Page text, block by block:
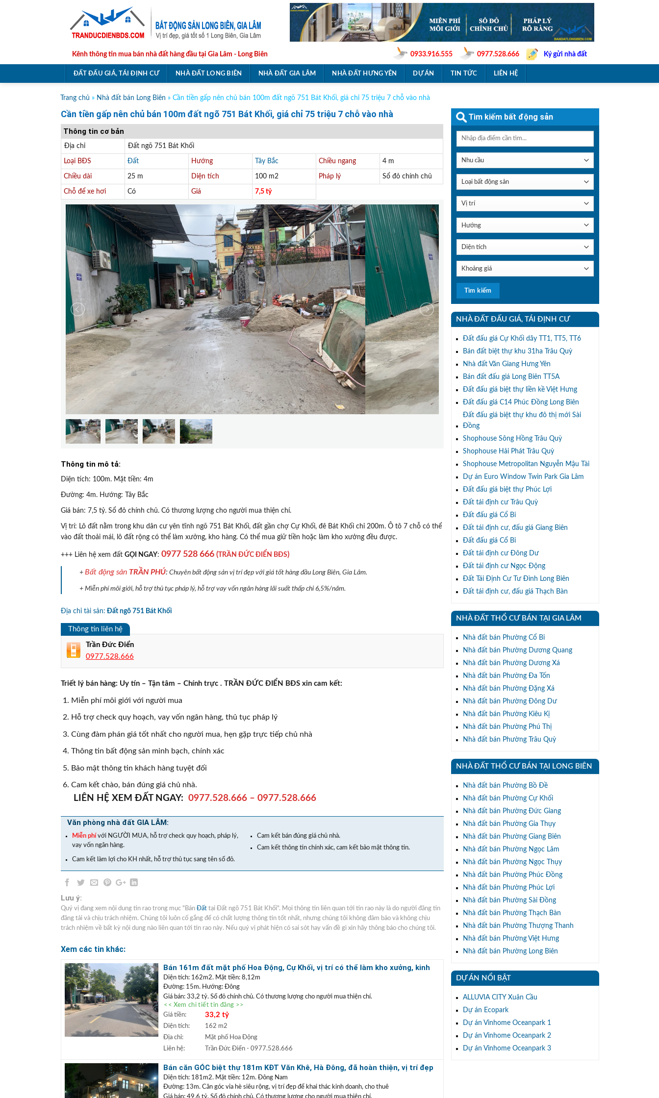
Kênh thông tin mua bán nhà đất hàng đầu tại Gia Lâm - Long Biên 0933.916.555 0977.528.666 Ký gửi nhà đất
ĐẤT ĐẤU GIÁ, TÁI ĐỊNH CƯ NHÀ ĐẤT LONG BIÊN NHÀ ĐẤT GIA LÂM NHÀ ĐẤT HƯNG YÊN DỰ ÁN TIN TỨC LIÊN HỆ
Trang chủ » Nhà đất bán Long Biên » Cần tiền gấp nên chủ bán 100m đất ngõ 751 Bát Khối, giá chỉ 75 triệu 7 chỗ vào nhà
Cần tiền gấp nên chủ bán 100m đất ngõ 751 Bát Khối, giá chỉ 75 triệu 7 chỗ vào nhà
Thông tin cơ bản
Địa chỉ Đất ngõ 751 Bát Khối
Loại BĐS Đất Hướng Tây Bắc Chiều ngang 4 m
Chiều dài 25 m Diện tích 100 m2 Pháp lý Sổ đỏ chính chủ
Chỗ để xe hơi Có Giá 7,5 tỷ
Thông tin mô tả:
Diện tích: 100m. Mặt tiền: 4m
Đường: 4m. Hướng: Tây Bắc
Giá bán: 7,5 tỷ. Sổ đỏ chính chủ. Có thương lượng cho người mua thiện chí.
Vị trí: Lô đất nằm trong khu dân cư yên tĩnh ngõ 751 Bát Khối, đất gần chợ Cự Khối, đê Bát Khối chỉ 200m. Ô tô 7 chỗ có thể
vào đất thoải mái, lô đất rộng có thể làm xưởng, kho hàng. Có thể mua giữ tiền hoặc làm kho xưởng đều được.
+++ Liên hệ xem đất GỌI NGAY: 0977 528 666 (TRẦN ĐỨC ĐIỂN BĐS)
+ Bất động sản TRẦN PHÚ: Chuyên bất động sản vị trí đẹp với giá tốt hàng đầu Long Biên, Gia Lâm.
+ Miễn phí môi giới, hỗ trợ thủ tục pháp lý, hỗ trợ vay vốn ngân hàng lãi suất thấp chỉ 6,5%/năm.
Địa chỉ tài sản: Đất ngõ 751 Bát Khối
Thông tin liên hệ
Trần Đức Điển
0977.528.666
Triết lý bán hàng: Uy tín – Tận tâm – Chính trực . TRẦN ĐỨC ĐIỂN BĐS xin cam kết:
Miễn phí môi giới với người mua
Hỗ trợ check quy hoạch, vay vốn ngân hàng, thủ tục pháp lý
Cùng đàm phán giá tốt nhất cho người mua, hẹn gặp trực tiếp chủ nhà
Thông tin bất động sản minh bạch, chính xác
Bảo mật thông tin khách hàng tuyệt đối
Cam kết chào, bán đúng giá chủ nhà.
LIÊN HỆ XEM ĐẤT NGAY: 0977.528.666– 0977.528.666
Văn phòng nhà đất GIA LÂM:
Miễn phí với NGƯỜI MUA, hỗ trợ check quy hoạch, pháp lý,
vay vốn ngân hàng.
Cam kết bán đúng giá chủ nhà.
Cam kết thông tin chính xác, cam kết bảo mật thông tin.
Cam kết làm lợi cho KH nhất, hỗ trợ thủ tục sang tên sổ đỏ.
Lưu ý:
Quý vị đang xem nội dung tin rao trong mục "Bán Đất tại Đất ngõ 751 Bát Khối". Mọi thông tin liên quan tới tin rao này là do người đăng tin
đăng tải và chịu trách nhiệm. Chúng tôi luôn cố gắng để có chất lượng thông tin tốt nhất, nhưng chúng tôi không đảm bảo và không chịu
trách nhiệm về bất kỳ nội dung nào liên quan tới tin rao này. Nếu quý vị phát hiện có sai sót hay vấn đề gì xin hãy thông báo cho chúng tôi.
Xem các tin khác:
Bán 161m đất mặt phố Hoa Động, Cự Khối, vị trí có thể làm kho xưởng, kinh
doanh
Diện tích: 162m2. Mặt tiền: 8,12m
Đường: 15m. Hướng: Đông
Giá bán: 33,2 tỷ. Sổ đỏ chính chủ. Có thương lượng cho người mua thiện chí.
Vị trí: Lôđất nằm mặt phố Hoa Động
mặt tiền rộng, có thể phân lô tách thửa, làm nhà vườn. Xung quanh dân cư yên tĩnh, đường thông
thoáng, gần hồ điều hòa đang thi công, gần trường, chợ rất thuận tiện cho sinh hoạt, định cư lâu dài.
+++ Liên hệ xem đấtGỌI NGAY:0977 528 666
+ TRẦN ĐỨC ĐIỂN:Chuyên bất động sản
Lâm.
+ Bất động sản TRẦN PHÚ: Nhận mua bán ký gửi nhà đất, hỗ trợ thủ tục pháp lý, vay vốn
ngân hàng lãi suất thấp.
<< Xem chi tiết tin đăng >>
Giá tiền:
33,2 tỷ
Diện tích:
162 m2
Địa chỉ:
Mặt phố Hoa Động
Liên hệ:
Trần Đức Điển- 0977.528.666
Bán căn GÓC biệt thự 181m KĐT Văn Khê, Hà Đông, đã hoàn thiện, vị trí đẹp
khai thác kinh doanh
Diện tích: 181m2. Mặt tiền: 12m. Đông Nam
Đường: 13m. Căn góc vỉa hè siêu rộng, vị trí đẹp để khai thác kinh doanh, cho thuê
Giá bán: 49,6 tỷ. Sổ đỏ chính chủ. Có thương lượng cho người mua thiện chí.
Tìm kiếm bất động sản
NHÀ ĐẤT ĐẤU GIÁ, TÁI ĐỊNH CƯ
Đất đấu giá Cự Khối dãy TT1, TT5, TT6
Bán đất biệt thự khu 31ha Trâu Quỳ
Nhà đất Văn Giang Hưng Yên
Bán đất đấu giá Long Biên TT5A
Đất đấu giá biệt thự liền kề Việt Hưng
Đất đấu giá C14 Phúc Đồng Long Biên
Đất đấu giá biệt thự khu đô thị mới Sài
Đồng
Shophouse Sông Hồng Trâu Quỳ
Shophouse Hải Phát Trâu Quỳ
Shophouse Metropolitan Nguyễn Mậu Tài
Dự án Euro Window Twin Park Gia Lâm
Đất đấu giá biệt thự Phúc Lợi
Đất tái định cư Trâu Quỳ
Đất đấu giá Cổ Bi
Đất tái định cư, đấu giá Giang Biên
Đất đấu giá Cổ Bi
Đất tái định cư Đông Dư
Đất tái định cư Ngọc Động
Đất Tái Định Cư Tư Đình Long Biên
Đất tái định cư, đấu giá Thạch Bàn
NHÀ ĐẤT THỔ CƯ BÁN TẠI GIA LÂM
Nhà đất bán Phường Cổ Bi
Nhà đất bán Phường Dương Quang
Nhà đất bán Phường Dương Xá
Nhà đất bán Phường Đa Tốn
Nhà đất bán Phường Đặng Xá
Nhà đất bán Phường Đông Dư
Nhà đất bán Phường Kiêu Kị
Nhà đất bán Phường Phú Thị
Nhà đất bán Phường Trâu Quỳ
NHÀ ĐẤT THỔ CƯ BÁN TẠI LONG BIÊN
Nhà đất bán Phường Bồ Đề
Nhà đất bán Phường Cự Khối
Nhà đất bán Phường Đức Giang
Nhà đất bán Phường Gia Thụy
Nhà đất bán Phường Giang Biên
Nhà đất bán Phường Ngọc Lâm
Nhà đất bán Phường Ngọc Thụy
Nhà đất bán Phường Phúc Đồng
Nhà đất bán Phường Phúc Lợi
Nhà đất bán Phường Sài Đồng
Nhà đất bán Phường Thạch Bàn
Nhà đất bán Phường Thượng Thanh
Nhà đất bán Phường Việt Hưng
Nhà đất bán Phường Long Biên
DỰ ÁN NỔI BẬT
ALLUVIA CITY Xuân Cầu
Dự án Ecopark
Dự án Vinhome Oceanpark 1
Dự án Vinhome Oceanpark 2
Dự án Vinhome Oceanpark 3